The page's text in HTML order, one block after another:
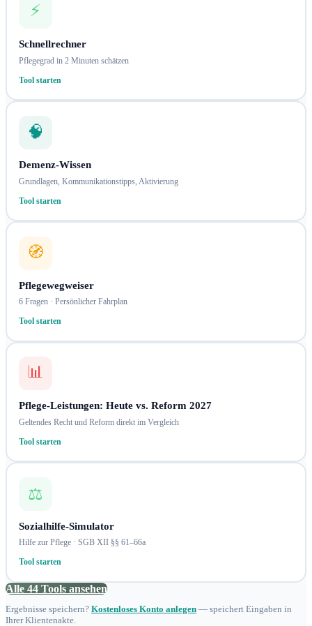
⚡
Schnellrechner
Pflegegrad in 2 Minuten schätzen
Tool starten
🧠
Demenz-Wissen
Grundlagen, Kommunikationstipps, Aktivierung
Tool starten
🧭
Pflegewegweiser
6 Fragen · Persönlicher Fahrplan
Tool starten
📊
Pflege-Leistungen: Heute vs. Reform 2027
Geltendes Recht und Reform direkt im Vergleich
Tool starten
⚖️
Sozialhilfe-Simulator
Hilfe zur Pflege · SGB XII §§ 61–66a
Tool starten
Alle 44 Tools ansehen
Ergebnisse speichern? Kostenloses Konto anlegen — speichert Eingaben in
Ihrer Klientenakte.